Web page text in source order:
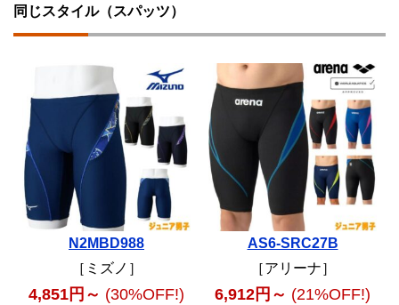
同じスタイル（スパッツ）
N2MBD988
［ミズノ］
4,851円～ (30%OFF!)
AS6-SRC27B
［アリーナ］
6,912円～ (21%OFF!)